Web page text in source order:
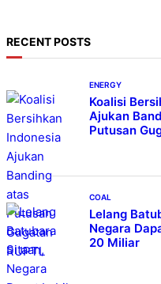
c
RECENT POSTS
ENERGY
Koalisi
Ajukan
Putusan
COAL
Lelang
Negara
20 Miliar